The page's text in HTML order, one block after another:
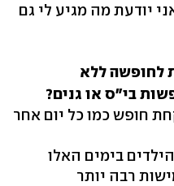
יודעת מה מגיע לי גם
לחופשה ללא
בי"ס או גנים?
חופש כמו כל יום אחר
בימים האלו
רבה יותר